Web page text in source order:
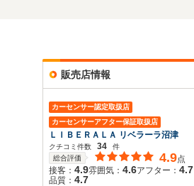
販売店情報
カーセンサー認定取扱店
カーセンサーアフター保証取扱店
ＬＩＢＥＲＡＬＡ リベラーラ沼津
クチコミ件数 34
件
総合評価
4.9点
接客： 4.9雰囲気： 4.6アフター： 4.7
品質： 4.7